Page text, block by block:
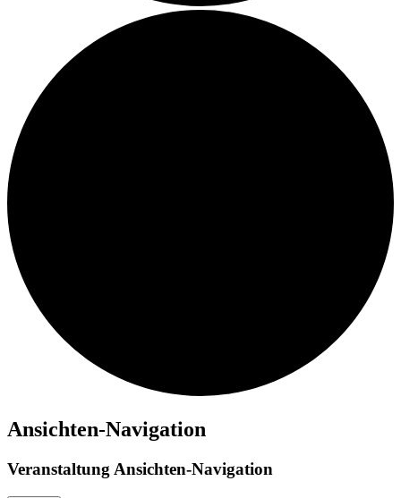
Ansichten-Navigation
Veranstaltung Ansichten-Navigation